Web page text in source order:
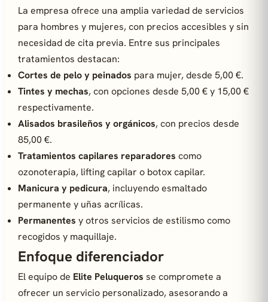
La empresa ofrece una amplia variedad de servicios
para hombres y mujeres, con precios accesibles y sin
necesidad de cita previa. Entre sus principales
tratamientos destacan:
Cortes de pelo y peinados para mujer, desde 5,00 €.
Tintes y mechas, con opciones desde 5,00 € y 15,00 €
respectivamente.
Alisados brasileños y orgánicos, con precios desde
85,00 €.
Tratamientos capilares reparadores como
ozonoterapia, lifting capilar o botox capilar.
Manicura y pedicura, incluyendo esmaltado
permanente y uñas acrílicas.
Permanentes y otros servicios de estilismo como
recogidos y maquillaje.
Enfoque diferenciador
El equipo de Elite Peluqueros se compromete a
ofrecer un servicio personalizado, asesorando a